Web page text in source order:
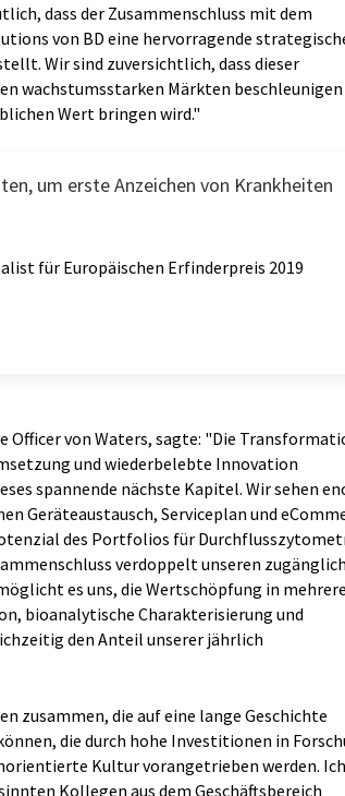
dass der Zusammenschluss mit dem
von BD eine hervorragende
Wir sind zuversichtlich, dass dieser
wachstumsstarken Märkten beschleunigen
Wert bringen wird."
um erste Anzeichen von Krankheiten
für Europäischen Erfinderpreis 2019
Officer von Waters, sagte: "Die
und wiederbelebte Innovation
spannende nächste Kapitel. Wir sehen
Geräteaustausch, Serviceplan und
des Portfolios für
verdoppelt unseren
es uns, die Wertschöpfung in
bioanalytische Charakterisierung und
den Anteil unserer jährlich
zusammen, die auf eine lange Geschichte
die durch hohe Investitionen in
Kultur vorangetrieben werden.
Kollegen aus dem Geschäftsbereich